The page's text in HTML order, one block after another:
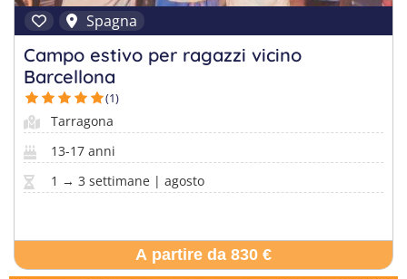
Spagna
Campo estivo per ragazzi vicino
Barcellona
(1)
Tarragona
13-17 anni
1 → 3 settimane | agosto
A partire da 830 €